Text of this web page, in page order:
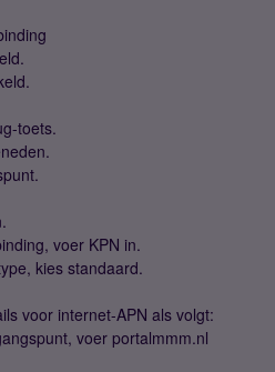
toets.
voer KPN in.
kies standaard.
voor internet-APN als volgt:
voer portalmmm.nl